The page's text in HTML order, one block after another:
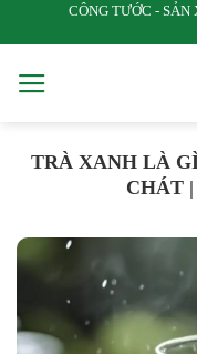
qua
dung
CÔNG TƯỚC - SẢN
TRÀ XANH LÀ
CHÁT